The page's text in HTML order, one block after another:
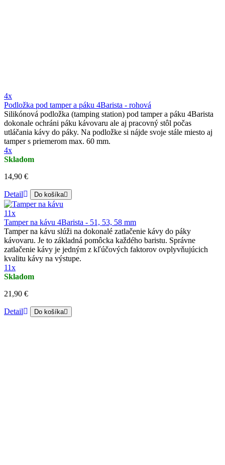
4x
Podložka pod tamper a páku 4Barista - rohová
Silikónová podložka (tamping station) pod tamper a páku 4Barista
dokonale ochráni páku kávovaru ale aj pracovný stôl počas
utláčania kávy do páky. Na podložke si nájde svoje stále miesto aj
tamper s priemerom max. 60 mm.
4x
Skladom
14,90 €
Detail Do košíka
11x
Tamper na kávu 4Barista - 51, 53, 58 mm
Tamper na kávu slúži na dokonalé zatlačenie kávy do páky
kávovaru. Je to základná pomôcka každého baristu. Správne
zatlačenie kávy je jedným z kľúčových faktorov ovplyvňujúcich
kvalitu kávy na výstupe.
11x
Skladom
21,90 €
Detail Do košíka